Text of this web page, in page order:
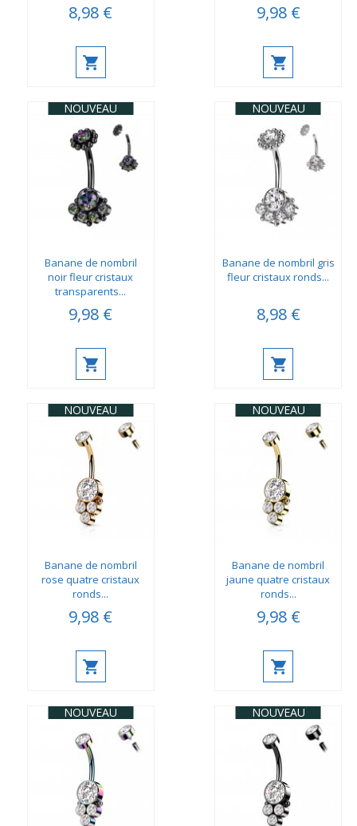
8,98 € 9,98 €
NOUVEAU
Banane de nombril
noir fleur cristaux
transparents...
9,98 €
NOUVEAU
Banane de nombril gris
fleur cristaux ronds...
8,98 €
NOUVEAU
Banane de nombril
rose quatre cristaux
ronds...
9,98 €
NOUVEAU
Banane de nombril
jaune quatre cristaux
ronds...
9,98 €
NOUVEAU NOUVEAU